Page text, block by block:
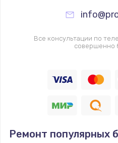
Ремонт
1900
1900
Все консультации по
совершенно
Ремонт популярных